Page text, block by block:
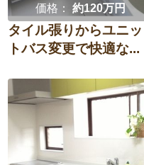
価格： 約120万円
タイル張りからユニッ
トバス変更で快適な...